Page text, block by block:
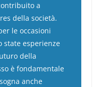
a
della società.
le occasioni
state esperienze
della
è fondamentale
anche